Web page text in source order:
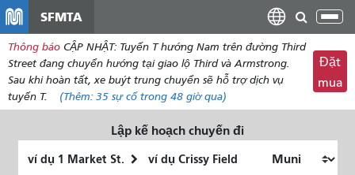
dung
SFMTA
Thông báo CẬP NHẬT: Tuyến T hướng Nam trên đường Third
Street đang chuyển hướng tại giao lộ Third và Armstrong.
Sau khi hoàn tất, xe buýt trung chuyển sẽ hỗ trợ dịch vụ
tuyến T.
(Thêm: 35 sự cố trong 48 giờ qua)
Đặt
mua
Lập kế hoạch chuyến đi